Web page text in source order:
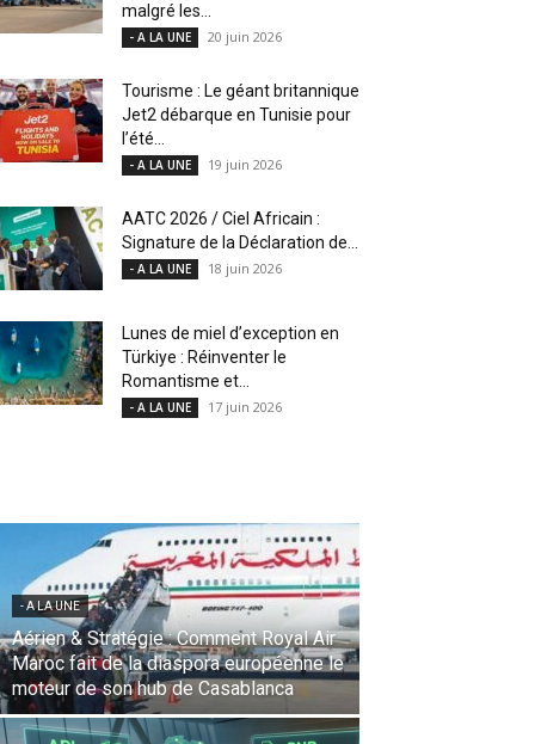
malgré les...
- A LA UNE 20 juin 2026
Tourisme : Le géant britannique
Jet2 débarque en Tunisie pour
l’été...
- A LA UNE 19 juin 2026
AATC 2026 / Ciel Africain :
Signature de la Déclaration de...
- A LA UNE 18 juin 2026
Lunes de miel d’exception en
Türkiye : Réinventer le
Romantisme et...
- A LA UNE 17 juin 2026
- A LA UNE
Une Révolution Stratégique à l’IATA :
Saadia Zahidi nommée Directrice
Générale